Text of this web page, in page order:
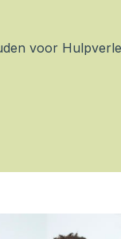
voor